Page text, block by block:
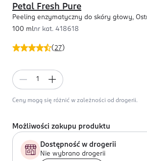
(27)
Petal Fresh Pure
Peeling enzymatyczny do skóry głowy,
100 mlnr kat. 418618
Ceny mogą się różnić w zależności od drogerii.
Możliwości zakupu produktu
Dostępność w drogerii
Nie wybrano drogerii